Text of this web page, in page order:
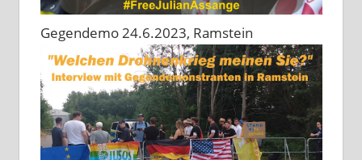
Gegendemo 24.6.2023, Ramstein